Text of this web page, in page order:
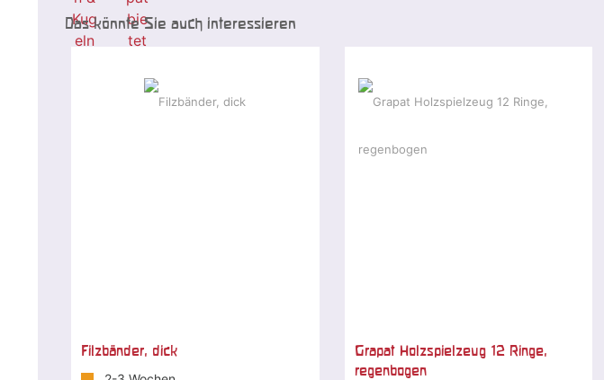
Das könnte Sie auch interessieren
Filzbänder, dick
Grapat Holzspielzeug 12 Ringe,
regenbogen